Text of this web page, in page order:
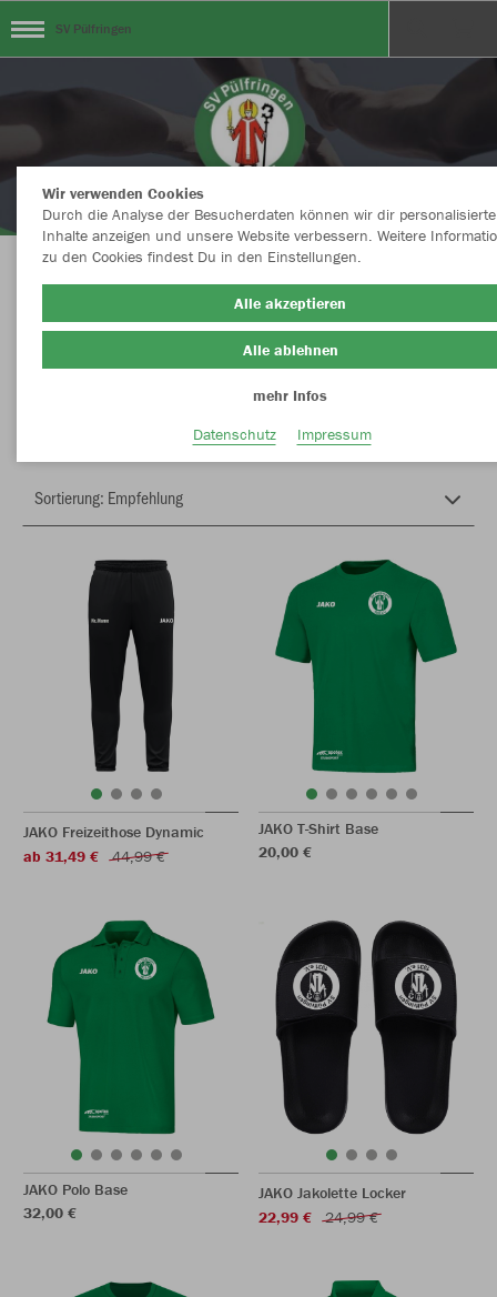
SV Pülfringen
Herzlich Willkommen im Teamshop SV
Pülfringen
JAKO Freizeithose Dynamic
ab 31,49 €
44,99 €
JAKO T-Shirt Base
20,00 €
JAKO Polo Base
32,00 €
JAKO Jakolette Locker
22,99 €
24,99 €
Wir verwenden Cookies
Durch die Analyse der Besucherdaten können wir dir personalisierte
Inhalte anzeigen und unsere Website verbessern. Weitere
zu den Cookies findest Du in den Einstellungen.
Alle akzeptieren
Alle ablehnen
mehr Infos
Datenschutz
Impressum